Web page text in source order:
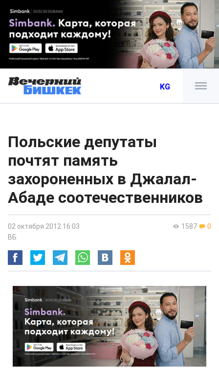
KG
Польские депутаты
почтят память
захороненных в Джалал-
Абаде соотечественников
1587 0
02 октября 2012 16:03
ВБ